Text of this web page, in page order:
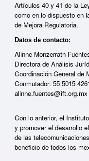
Artículos 40 y 41 de la
como en lo dispuesto en
de Mejora Regulatoria.
Datos de contacto:
Alinne Monzerrath
Directora de Análisis
Coordinación General de
Conmutador: 55 5015
alinne.fuentes@ift.org.mx
Con lo anterior, el
y promover el desarrollo
de las
beneficio de todos los